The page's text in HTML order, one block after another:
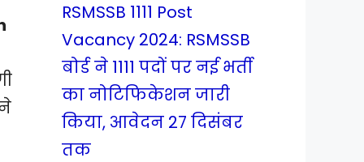
RSMSSB 1111 Post
Vacancy 2024: RSMSSB
बोर्ड ने 1111 पदों पर नई भर्ती
का नोटिफिकेशन जारी
किया, आवेदन 27 दिसंबर
तक